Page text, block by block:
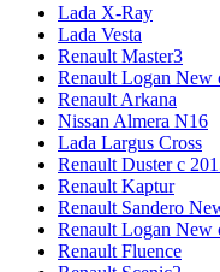
Lada X-Ray
Lada Vesta
Renault Master3
Renault Logan New
Renault Arkana
Nissan Almera N16
Lada Largus Cross
Renault Duster с
Renault Kaptur
Renault Sandero
Renault Logan New
Renault Fluence